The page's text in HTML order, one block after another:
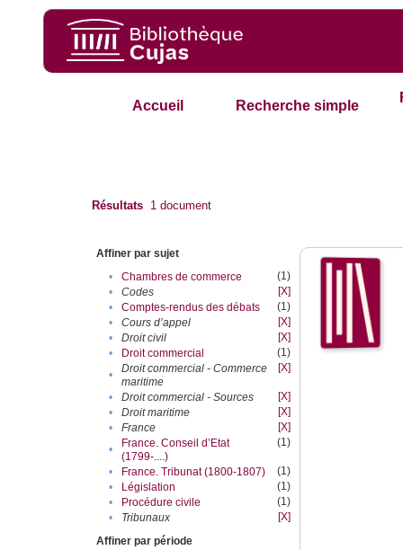
Accueil Recherche simple
Résultats 1 document
Affiner par sujet
•
Chambres de commerce
(1)
•
Codes
[X]
•
Comptes-rendus des débats
(1)
•
Cours d’appel
[X]
•
Droit civil
[X]
•
Droit commercial
(1)
•
Droit commercial - Commerce
maritime
[X]
• Droit commercial - Sources
[X]
•
Droit maritime
[X]
•
France
[X]
•
France. Conseil d’Etat
(1799-....)
(1)
• France. Tribunat (1800-1807)
(1)
•
Législation
(1)
•
Procédure civile
(1)
•
Tribunaux
[X]
Affiner par période